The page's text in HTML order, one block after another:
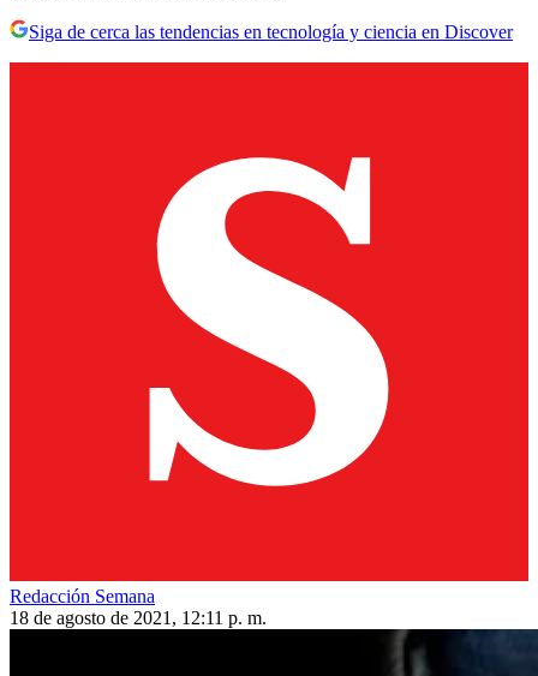
Siga de cerca las tendencias en tecnología y ciencia en Discover
Redacción Semana
18 de agosto de 2021, 12:11 p. m.